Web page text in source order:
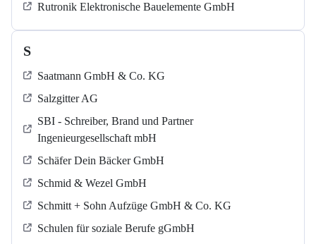
Rutronik Elektronische Bauelemente GmbH
S
Saatmann GmbH & Co. KG
Salzgitter AG
SBI - Schreiber, Brand und Partner
Ingenieurgesellschaft mbH
Schäfer Dein Bäcker GmbH
Schmid & Wezel GmbH
Schmitt + Sohn Aufzüge GmbH & Co. KG
Schulen für soziale Berufe gGmbH